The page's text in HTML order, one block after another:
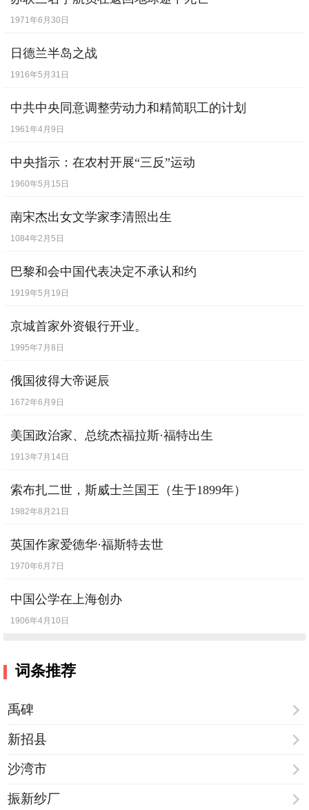
1971年6月30日
日德兰半岛之战
1916年5月31日
中共中央同意调整劳动力和精简职工的计划
1961年4月9日
中央指示：在农村开展“三反”运动
1960年5月15日
南宋杰出女文学家李清照出生
1084年2月5日
巴黎和会中国代表决定不承认和约
1919年5月19日
京城首家外资银行开业。
1995年7月8日
俄国彼得大帝诞辰
1672年6月9日
美国政治家、总统杰福拉斯·福特出生
1913年7月14日
索布扎二世，斯威士兰国王（生于1899年）
1982年8月21日
英国作家爱德华·福斯特去世
1970年6月7日
中国公学在上海创办
1906年4月10日
词条推荐
禹碑
新招县
沙湾市
振新纱厂